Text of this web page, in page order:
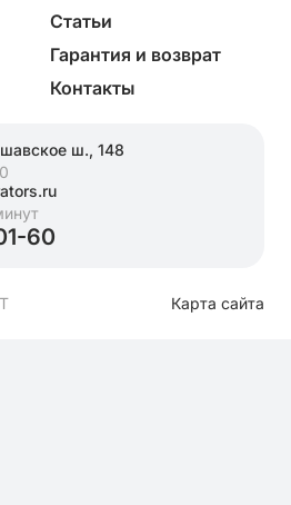
Статьи
Гарантия и возврат
Контакты
ш., 148
60
Карта сайта